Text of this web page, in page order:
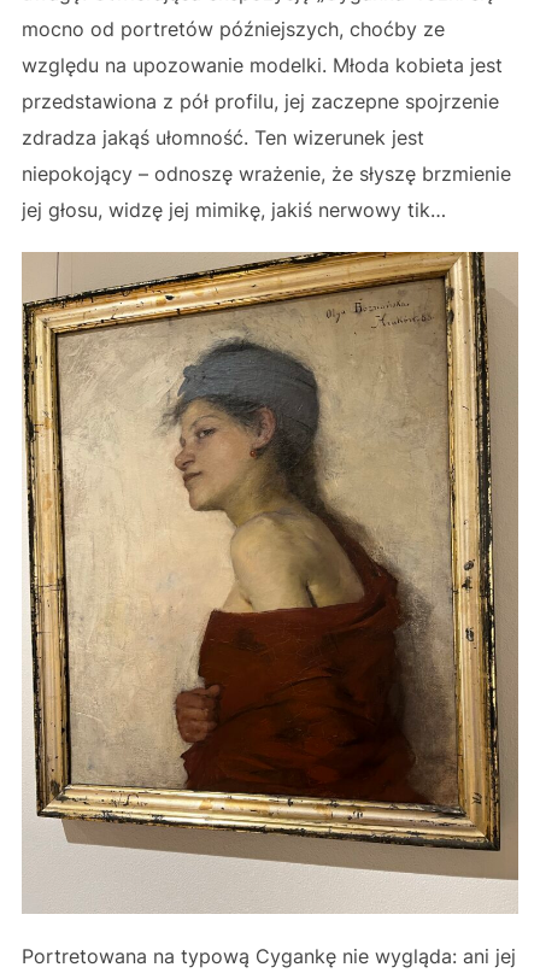
mocno od portretów późniejszych, choćby ze
względu na upozowanie modelki. Młoda kobieta jest
przedstawiona z pół profilu, jej zaczepne spojrzenie
zdradza jakąś ułomność. Ten wizerunek jest
niepokojący – odnoszę wrażenie, że słyszę brzmienie
jej głosu, widzę jej mimikę, jakiś nerwowy tik…
Portretowana na typową Cygankę nie wygląda: ani jej